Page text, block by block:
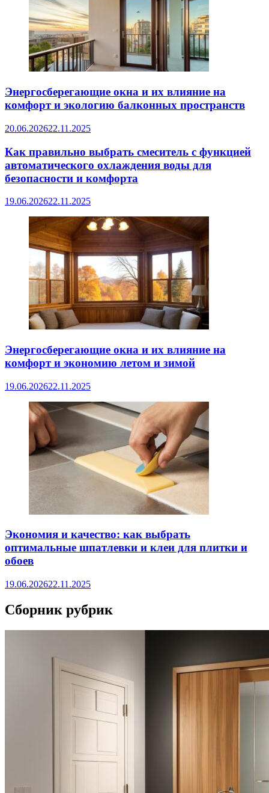
Энергосберегающие окна и их влияние на
комфорт и экологию балконных пространств
20.06.202622.11.2025
Как правильно выбрать смеситель с функцией
автоматического охлаждения воды для
безопасности и комфорта
19.06.202622.11.2025
Энергосберегающие окна и их влияние на
комфорт и экономию летом и зимой
19.06.202622.11.2025
Экономия и качество: как выбрать
оптимальные шпатлевки и клеи для плитки и
обоев
19.06.202622.11.2025
Сборник рубрик